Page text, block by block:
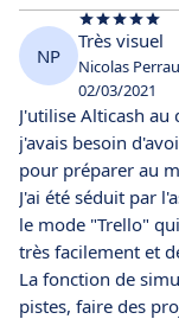
NP
Très visuel
Nicolas
02/03/2021
J'utilise Alticash
j'avais besoin
pour préparer au
J'ai été séduit par
le mode "Trello"
très facilement et
La fonction de
pistes, faire des